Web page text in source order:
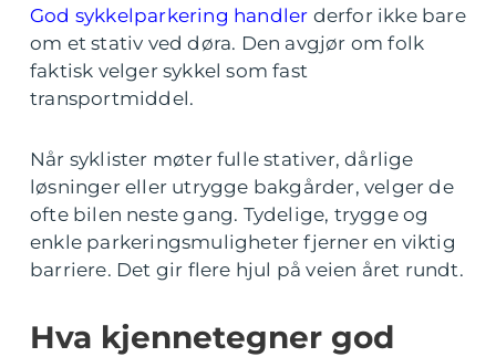
God sykkelparkering handler derfor ikke bare
om et stativ ved døra. Den avgjør om folk
faktisk velger sykkel som fast
transportmiddel.
Når syklister møter fulle stativer, dårlige
løsninger eller utrygge bakgårder, velger de
ofte bilen neste gang. Tydelige, trygge og
enkle parkeringsmuligheter fjerner en viktig
barriere. Det gir flere hjul på veien året rundt.
Hva kjennetegner god